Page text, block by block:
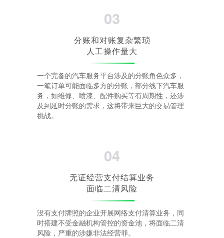
03
分账和对账复杂繁琐
人工操作量大
一个完备的汽车服务平台涉及的分账角色众多，
一笔订单可能面临多方的分账，部分线下汽车服
务，如维修、喷漆、配件购买等有周期性，还涉
及到延时分账的需求，这将带来巨大的交易管理
挑战。
04
无证经营支付结算业务
面临二清风险
没有支付牌照的企业开展网络支付清算业务，同
时搭建不受金融机构管控的资金池，将面临二清
风险，严重的涉嫌非法经营罪。